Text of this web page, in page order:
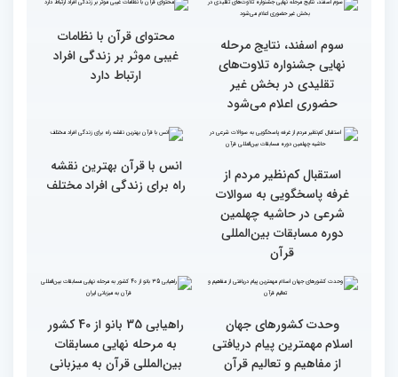
دوره مسابقات بین المللی
قرآن کریم (بخش دوم)
قرآن کریم (بخش اول)
سوم اسفند، نتایج مرحله
نهایی جشنواره تلاوت‌های
تقلیدی در بخش غیر
حضوری اعلام می‌شود
غیبی موثر بر زندگی افراد
ارتباط دارد
استقبال کم‌نظیر مردم از
غرفه پاسخگویی به سوالات
شرعی در حاشیه چهلمین
دوره مسابقات بین‌المللی
قرآن